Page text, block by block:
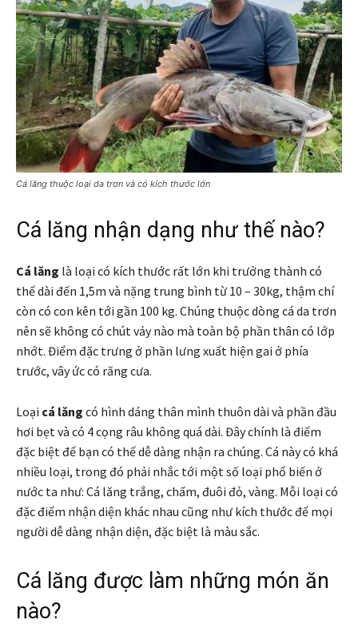
Cá lăng thuộc loại da trơn và có kích thước lớn
Cá lăng nhận dạng như thế nào?
Cá lăng là loại có kích thước rất lớn khi trưởng thành có
thể dài đến 1,5m và nặng trung bình từ 10 – 30kg, thậm chí
còn có con kên tới gần 100 kg. Chúng thuộc dòng cá da trơn
nên sẽ không có chút vảy nào mà toàn bộ phần thân có lớp
nhớt. Điểm đặc trưng ở phần lưng xuất hiện gai ở phía
trước, vây ức có răng cưa.
Loại cá lăng có hình dáng thân mình thuôn dài và phần đầu
hơi bẹt và có 4 cọng râu không quá dài. Đây chính là điểm
đặc biệt để bạn có thể dễ dàng nhận ra chúng. Cá này có khá
nhiều loại, trong đó phải nhắc tới một số loại phổ biến ở
nước ta như: Cá lăng trắng, chấm, đuôi đỏ, vàng. Mỗi loại có
đặc điểm nhận diện khác nhau cũng như kích thước để mọi
người dễ dàng nhận diện, đặc biệt là màu sắc.
Cá lăng được làm những món ăn
nào?